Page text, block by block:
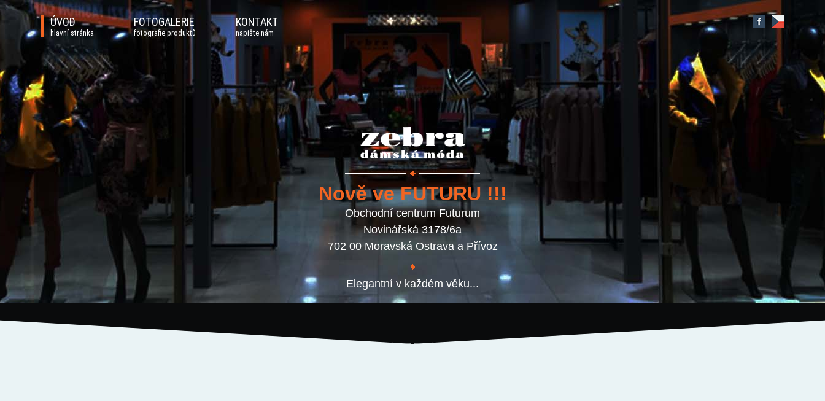
ÚVOD
hlavní stránka
FOTOGALERIE
fotografie produktů
KONTAKT
napište nám
Nově ve FUTURU !!!
Obchodní centrum Futurum
Novinářská 3178/6a
702 00 Moravská Ostrava a Přívoz
Elegantní v každém věku...